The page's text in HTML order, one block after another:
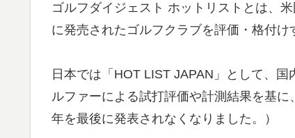
ゴルフダイジェスト ホットリストとは、
に発売されたゴルフクラブを評価・格付け
日本では「HOT LIST JAPAN」として、
ルファーによる試打評価や計測結果を基
年を最後に発表されなくなりました。）